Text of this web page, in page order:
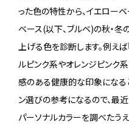
った色の特性から、イエローベ
ベース(以下、ブルベ)の秋・
上げる色を診断します。例えば
ルピンク系やオレンジピンク
感のある健康的な印象になる
ン選びの参考になるので、最
パーソナルカラーを調べたう